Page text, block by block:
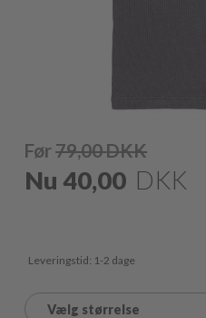
Før79,00DKK
Nu40,00 DKK
Leveringstid: 1-2 dage
Vælg størrelse